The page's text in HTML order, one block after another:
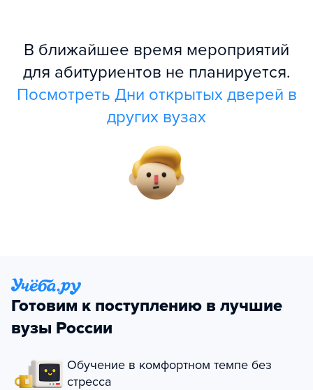
В ближайшее время мероприятий
для абитуриентов не планируется.
Посмотреть Дни открытых дверей в
других вузах
Готовим к поступлению в лучшие
вузы России
Обучение в комфортном темпе без
стресса